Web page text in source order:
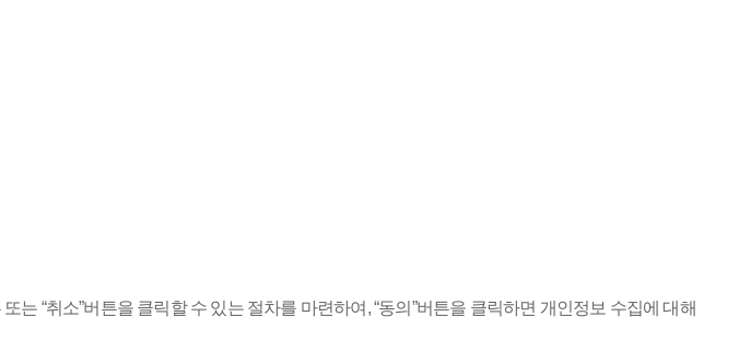
“취소”버튼을 클릭할 수 있는 절차를 마련하여, “동의”버튼을 클릭하면 개인정보 수집에 대해